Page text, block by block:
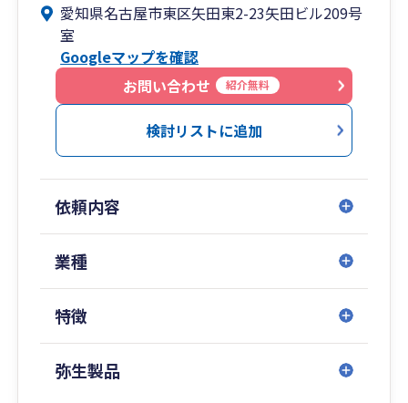
務調査対策などの「課題解決」の提供です。
さらには、税務リクスの回避、納税予測の必要性
なども併せてご提案しながら、従来型の会計業務
の作業負担を多角的に軽減します。
ほかにも、オンラインサービスによる伴走型のコ
ンサルなど、大阪エリアのみならず、広範囲の地
域顧客様へのサポートも可能で、私たちの「強
愛知県名古屋市東区矢田東2-23矢田ビル209号
室
Googleマップを確認
お問い合わせ
紹介無料
検討リストに追加
依頼内容
業種
特徴
弥生製品